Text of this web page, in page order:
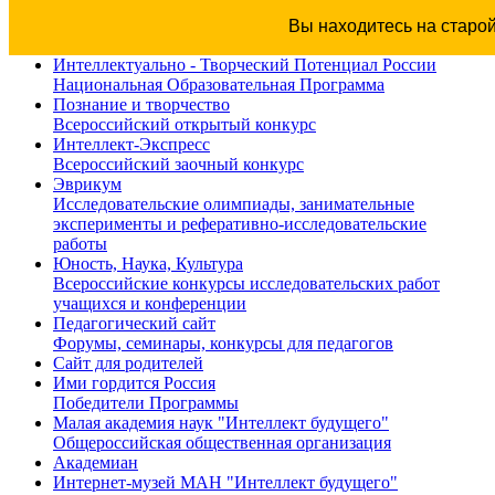
Вы находитесь на
Интеллектуально - Творческий Потенциал России
Национальная Образовательная Программа
Познание и творчество
Всероссийский открытый конкурс
Интеллект-Экспресс
Всероссийский заочный конкурс
Эврикум
Исследовательские олимпиады, занимательные
эксперименты и реферативно-исследовательские
работы
Юность, Наука, Культура
Всероссийские конкурсы исследовательских работ
учащихся и конференции
Педагогический сайт
Форумы, семинары, конкурсы для педагогов
Сайт для родителей
Ими гордится Россия
Победители Программы
Малая академия наук "Интеллект будущего"
Общероссийская общественная организация
Академиан
Интернет-музей МАН "Интеллект будущего"